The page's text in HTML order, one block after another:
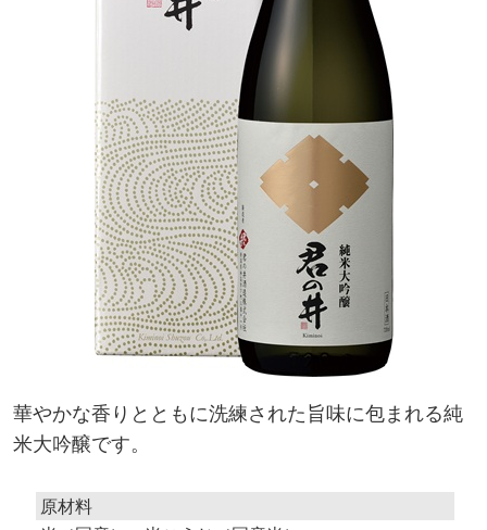
華やかな香りとともに洗練された旨味に包まれる純
米大吟醸です。
原材料